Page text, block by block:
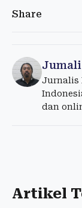
Share
Jumali
Jurnalis
dan
Artikel